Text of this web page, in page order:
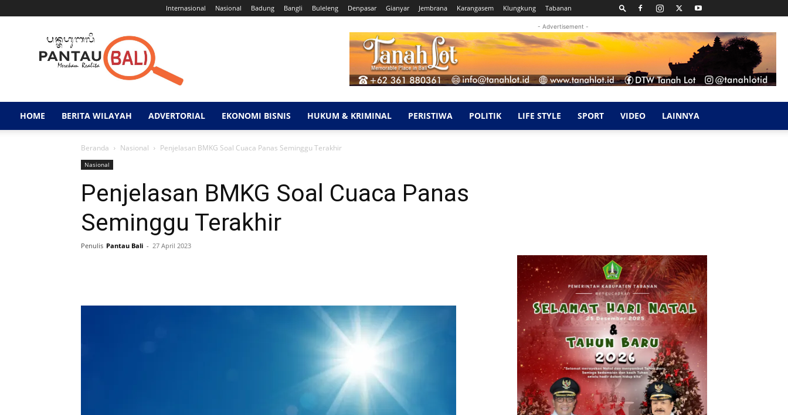
Internasional Nasional Badung Bangli Buleleng Denpasar Gianyar Jembrana Karangasem Klungkung Tabanan
Pantau
Bali
- Advertisement -
HOME BERITA WILAYAH ADVERTORIAL EKONOMI BISNIS HUKUM & KRIMINAL PERISTIWA POLITIK LIFE STYLE SPORT VIDEO LAINNYA
Beranda Nasional Penjelasan BMKG Soal Cuaca Panas Seminggu Terakhir
Nasional
Penjelasan BMKG Soal Cuaca Panas
Seminggu Terakhir
Penulis Pantau Bali - 27 April 2023